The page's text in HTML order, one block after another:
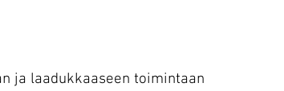
ja laadukkaaseen toimintaan